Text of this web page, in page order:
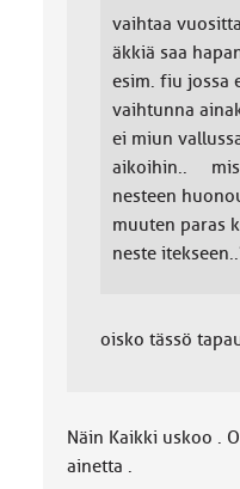
vaihtaa
äkkiä saa
esim. fiu jossa
vaihtunna
ei miun
aikoihin..
nesteen
muuten paras
neste
oisko tässö
Näin Kaikki uskoo .
ainetta .